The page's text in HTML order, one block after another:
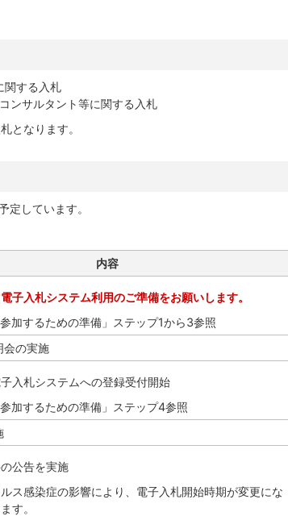
関する入札
ンサルタント等に関する入札
となります。
定しています。
内容
子入札システム利用のご準備をお願いします。
参加するための準備」ステップ1から3参照
会の実施
子入札システムへの登録受付開始
参加するための準備」ステップ4参照
公告を実施
ス感染症の影響により、電子入札開始時期が変更にな
す。